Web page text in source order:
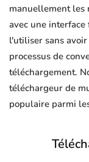
manuellement les
avec une
l'utiliser sans
processus de
téléchargement.
téléchargeur de
populaire parmi